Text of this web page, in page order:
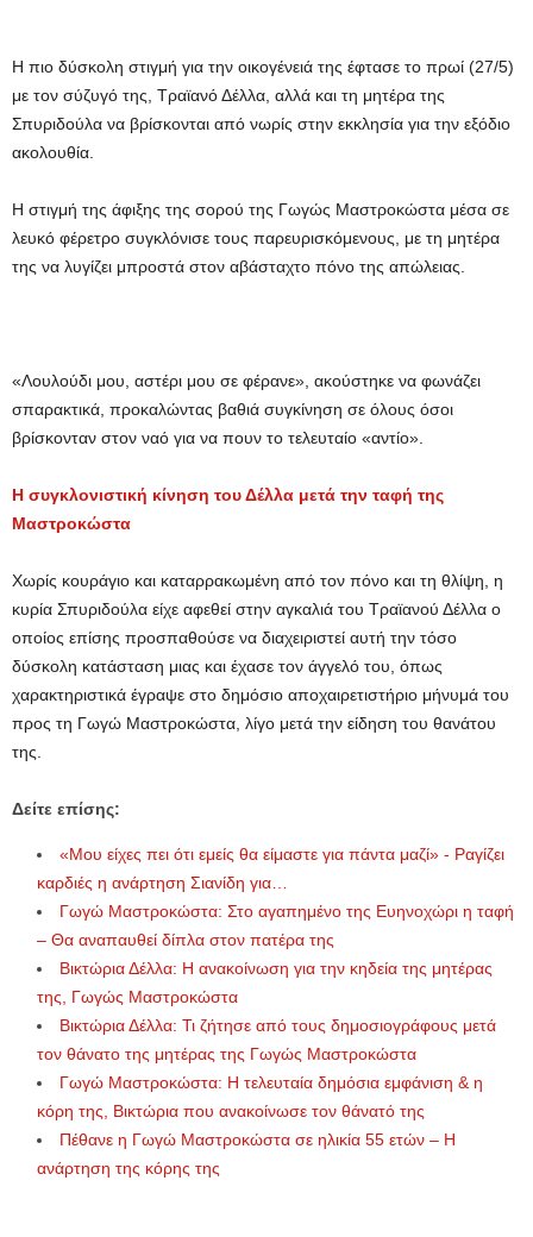
Η πιο δύσκολη στιγμή για την οικογένειά της έφτασε το πρωί (27/5)
με τον σύζυγό της, Τραϊανό Δέλλα, αλλά και τη μητέρα της
Σπυριδούλα να βρίσκονται από νωρίς στην εκκλησία για την εξόδιο
ακολουθία.
Η στιγμή της άφιξης της σορού της Γωγώς Μαστροκώστα μέσα σε
λευκό φέρετρο συγκλόνισε τους παρευρισκόμενους, με τη μητέρα
της να λυγίζει μπροστά στον αβάσταχτο πόνο της απώλειας.
«Λουλούδι μου, αστέρι μου σε φέρανε», ακούστηκε να φωνάζει
σπαρακτικά, προκαλώντας βαθιά συγκίνηση σε όλους όσοι
βρίσκονταν στον ναό για να πουν το τελευταίο «αντίο».
Η συγκλονιστική κίνηση του Δέλλα μετά την ταφή της
Μαστροκώστα
Χωρίς κουράγιο και καταρρακωμένη από τον πόνο και τη θλίψη, η
κυρία Σπυριδούλα είχε αφεθεί στην αγκαλιά του Τραϊανού Δέλλα ο
οποίος επίσης προσπαθούσε να διαχειριστεί αυτή την τόσο
δύσκολη κατάσταση μιας και έχασε τον άγγελό του, όπως
χαρακτηριστικά έγραψε στο δημόσιο αποχαιρετιστήριο μήνυμά του
προς τη Γωγώ Μαστροκώστα, λίγο μετά την είδηση του θανάτου
της.
Δείτε επίσης:
«Μου είχες πει ότι εμείς θα είμαστε για πάντα μαζί» - Ραγίζει
καρδιές η ανάρτηση Σιανίδη για…
Γωγώ Μαστροκώστα: Στο αγαπημένο της Ευηνοχώρι η ταφή
– Θα αναπαυθεί δίπλα στον πατέρα της
Βικτώρια Δέλλα: Η ανακοίνωση για την κηδεία της μητέρας
της, Γωγώς Μαστροκώστα
Βικτώρια Δέλλα: Τι ζήτησε από τους δημοσιογράφους μετά
τον θάνατο της μητέρας της Γωγώς Μαστροκώστα
Γωγώ Μαστροκώστα: Η τελευταία δημόσια εμφάνιση & η
κόρη της, Βικτώρια που ανακοίνωσε τον θάνατό της
Πέθανε η Γωγώ Μαστροκώστα σε ηλικία 55 ετών – Η
ανάρτηση της κόρης της